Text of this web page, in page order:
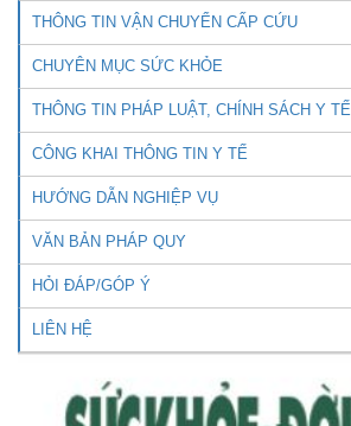
THÔNG TIN VẬN CHUYỂN CẤP CỨU
CHUYÊN MỤC SỨC KHỎE
THÔNG TIN PHÁP LUẬT, CHÍNH SÁCH Y TẾ
CÔNG KHAI THÔNG TIN Y TẾ
HƯỚNG DẪN NGHIỆP VỤ
VĂN BẢN PHÁP QUY
HỎI ĐÁP/GÓP Ý
LIÊN HỆ